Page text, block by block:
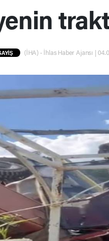
(İHA) - İhlas Haber Ajansı |